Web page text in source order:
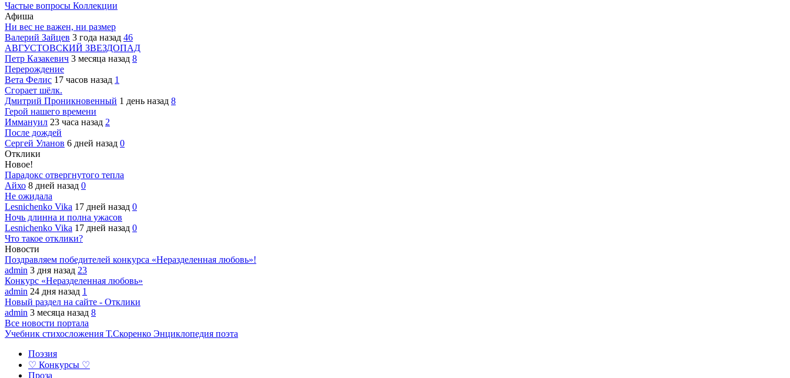
Частые вопросы Коллекции
Афиша
Ни вес не важен, ни размер
Валерий Зайцев 3 года назад 46
АВГУСТОВСКИЙ ЗВЕЗДОПАД
Петр Казакевич 3 месяца назад 8
Перерождение
Вета Фелис 17 часов назад 1
Сгорает шёлк.
Дмитрий Проникновенный 1 день назад 8
Герой нашего времени
Иммануил 23 часа назад 2
После дождей
Сергей Уланов 6 дней назад 0
Отклики
Новое!
Парадокс отвергнутого тепла
Айхо 8 дней назад 0
Не ожидала
Lesnichenko Vika 17 дней назад 0
Ночь длинна и полна ужасов
Lesnichenko Vika 17 дней назад 0
Что такое отклики?
Новости
Поздравляем победителей конкурса «Неразделенная любовь»!
admin 3 дня назад 23
Конкурс «Неразделенная любовь»
admin 24 дня назад 1
Новый раздел на сайте - Отклики
admin 3 месяца назад 8
Все новости портала
Учебник стихосложения Т.Скоренко Энциклопедия поэта
Поэзия
♡ Конкурсы ♡
Проза